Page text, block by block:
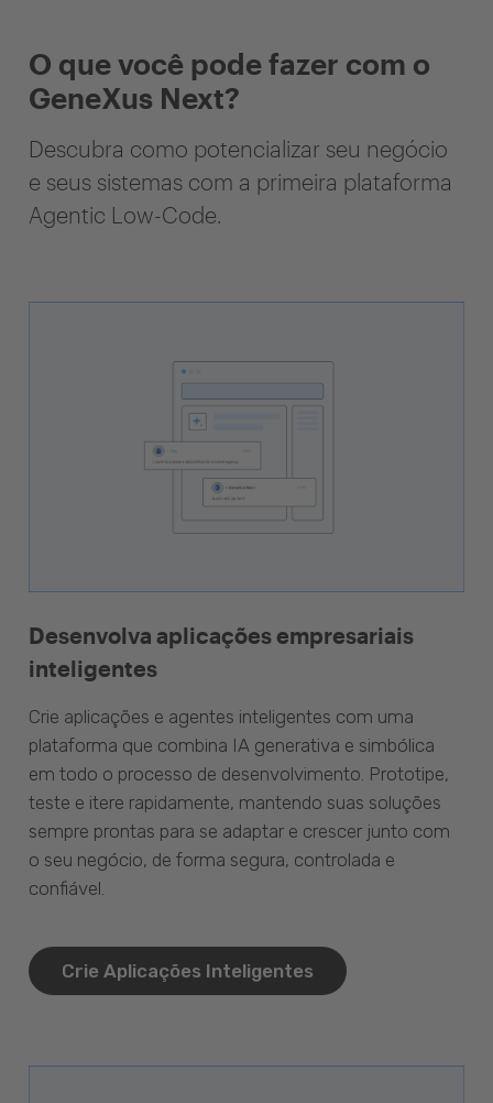
O que você pode fazer com o
GeneXus Next?
Descubra como potencializar seu negócio
e seus sistemas com a primeira plataforma
Agentic Low-Code.
Desenvolva aplicações empresariais
inteligentes
Crie aplicações e agentes inteligentes com uma
plataforma que combina IA generativa e simbólica
em todo o processo de desenvolvimento. Prototipe,
teste e itere rapidamente, mantendo suas soluções
sempre prontas para se adaptar e crescer junto com
o seu negócio, de forma segura, controlada e
confiável.
Crie Aplicações Inteligentes